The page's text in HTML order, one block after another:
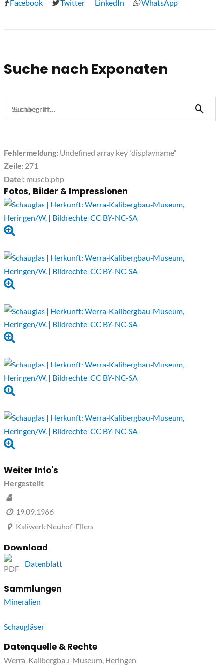
Facebook Twitter LinkedIn WhatsApp
Suche nach Exponaten
Suchbegriff...
Fehlermeldung: Undefined array key "displayname"
Zeile: 271
Datei: musdb.php
Fotos, Bilder & Impressionen
Weiter Info's
Hergestellt
19.09.1966
Kaliwerk Neuhof-Ellers
Download
Datenblatt
Sammlungen
Mineralien
Schaugläser
Datenquelle & Rechte
Werra-Kalibergbau-Museum, Heringen